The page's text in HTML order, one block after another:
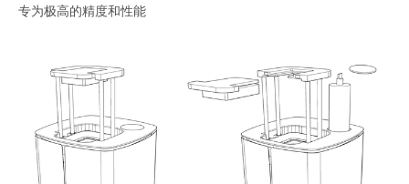
专为极高的精度和性能